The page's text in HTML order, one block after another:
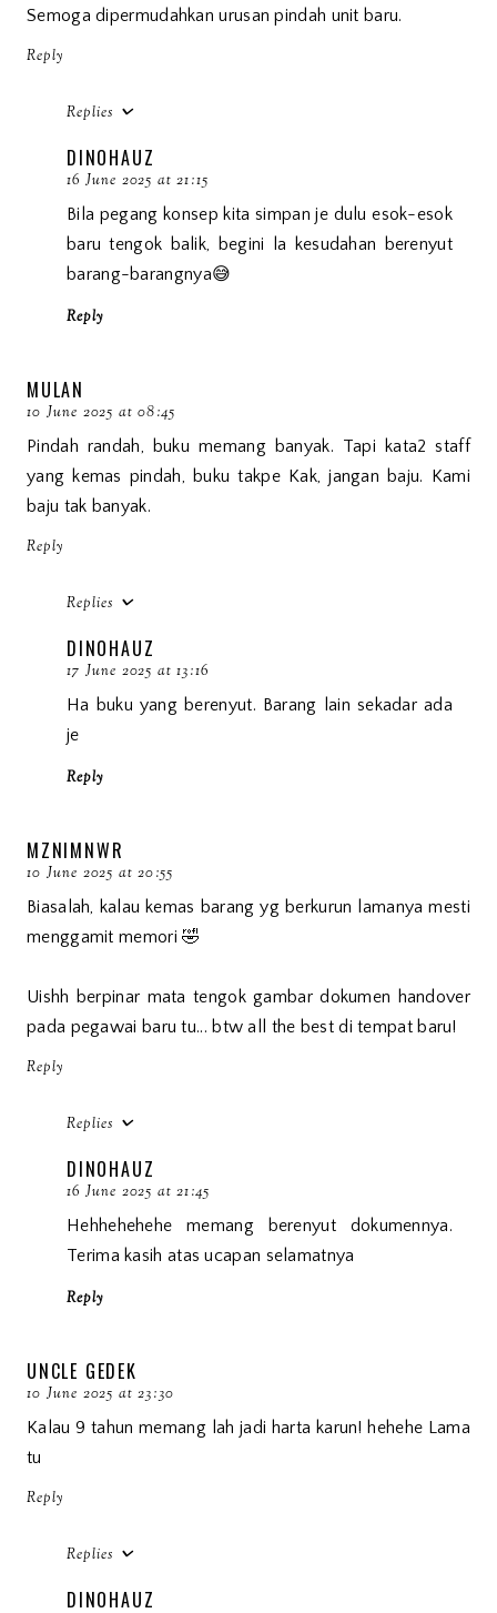
Semoga dipermudahkan urusan pindah unit baru.
Reply
Replies
DINOHAUZ
16 June 2025 at 21:15
Bila pegang konsep kita simpan je dulu esok-esok
baru tengok balik, begini la kesudahan berenyut
barang-barangnya😅
Reply
MULAN
10 June 2025 at 08:45
Pindah randah, buku memang banyak. Tapi kata2 staff
yang kemas pindah, buku takpe Kak, jangan baju. Kami
baju tak banyak.
Reply
Replies
DINOHAUZ
17 June 2025 at 13:16
Ha buku yang berenyut. Barang lain sekadar ada
je
Reply
MZNIMNWR
10 June 2025 at 20:55
Biasalah, kalau kemas barang yg berkurun lamanya mesti
menggamit memori 🤣
Uishh berpinar mata tengok gambar dokumen handover
pada pegawai baru tu... btw all the best di tempat baru!
Reply
Replies
DINOHAUZ
16 June 2025 at 21:45
Hehhehehehe memang berenyut dokumennya.
Terima kasih atas ucapan selamatnya
Reply
UNCLE GEDEK
10 June 2025 at 23:30
Kalau 9 tahun memang lah jadi harta karun! hehehe Lama
tu
Reply
Replies
DINOHAUZ